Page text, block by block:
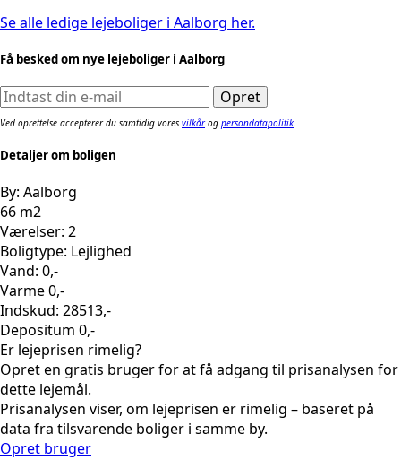
Se alle ledige lejeboliger i Aalborg her.
Få besked om nye lejeboliger i Aalborg
Ved oprettelse accepterer du samtidig vores vilkårog persondatapolitik
Detaljer om boligen
By: Aalborg
66 m2
Værelser: 2
Boligtype: Lejlighed
Vand: 0,-
Varme 0,-
Indskud: 28513,-
Depositum 0,-
Er lejeprisen rimelig?
Opret en gratis bruger for at få adgang til prisanalysen for
dette lejemål.
Prisanalysen viser, om lejeprisen er rimelig – baseret på
data fra tilsvarende boliger i samme by.
Opret bruger